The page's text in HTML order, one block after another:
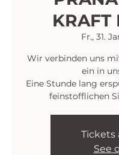
KRAFT
Fr., 31.
Wir verbinden uns
ein in
Eine Stunde lang
feinstofflichen
Tickets
See